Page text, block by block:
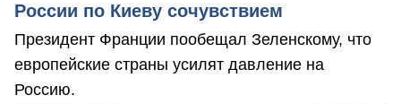
России по Киеву сочувствием
Президент Франции пообещал Зеленскому, что
европейские страны усилят давление на
Россию.